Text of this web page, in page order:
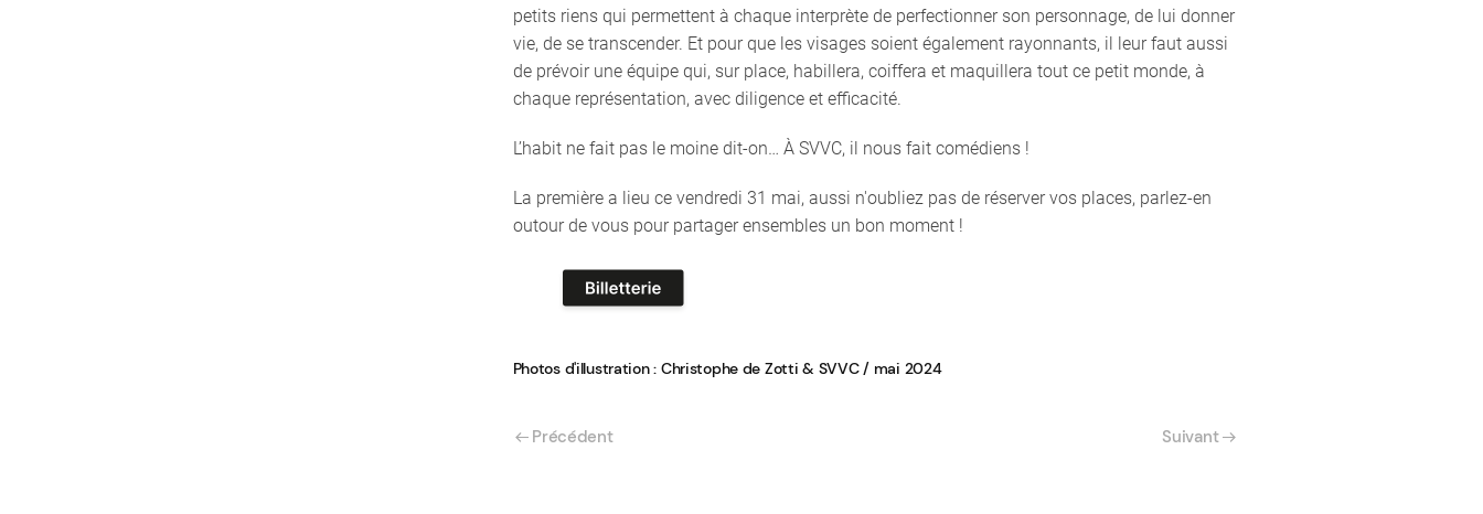
petits riens qui permettent à chaque interprète de perfectionner son personnage, de lui donner
vie, de se transcender. Et pour que les visages soient également rayonnants, il leur faut aussi
de prévoir une équipe qui, sur place, habillera, coiffera et maquillera tout ce petit monde, à
chaque représentation, avec diligence et efficacité.
L’habit ne fait pas le moine dit-on… À SVVC, il nous fait comédiens !
La première a lieu ce vendredi 31 mai, aussi n'oubliez pas de réserver vos places, parlez-en
outour de vous pour partager ensembles un bon moment !
Photos d'illustration : Christophe de Zotti & SVVC / mai 2024
Précédent Suivant